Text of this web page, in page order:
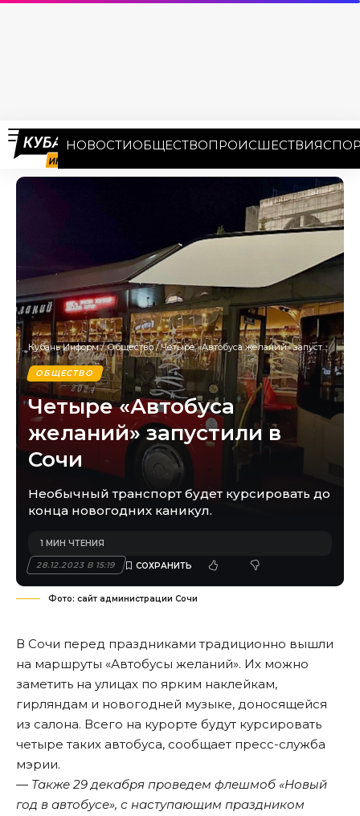
НОВОСТИОБЩЕСТВОПРОИСШЕСТВИЯ
Кубань Информ/Общество/Четыре «Автобуса желаний» запустили в Сочи
ОБЩЕСТВО
Четыре «Автобуса
желаний» запустили в
Сочи
Необычный транспорт будет курсировать до
конца новогодних каникул.
28.12.2023 В 15:19
1 МИН ЧТЕНИЯ
Фото: сайт администрации Сочи
В Сочи перед праздниками традиционно вышли
на маршруты «Автобусы желаний». Их можно
заметить на улицах по ярким наклейкам,
гирляндам и новогодней музыке, доносящейся
из салона. Всего на курорте будут курсировать
четыре таких автобуса, сообщает пресс-служба
мэрии.
— Также 29 декабря проведем флешмоб «Новый
год в автобусе», с наступающим праздником